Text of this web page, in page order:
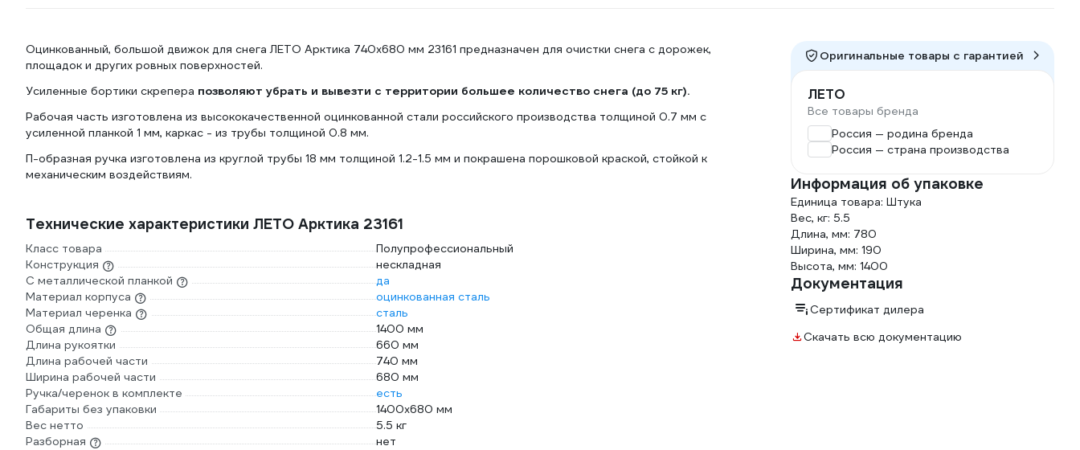
Оцинкованный, большой движок для снега ЛЕТО Арктика 740x680 мм 23161 предназначен для очистки снега с дорожек,
площадок и других ровных поверхностей.
Усиленные бортики скрепера позволяют убрать и вывезти с территории большее количество снега (до 75 кг).
Рабочая часть изготовлена из высококачественной оцинкованной стали российского производства толщиной 0.7 мм с
усиленной планкой 1 мм, каркас - из трубы толщиной 0.8 мм.
П-образная ручка изготовлена из круглой трубы 18 мм толщиной 1.2-1.5 мм и покрашена порошковой краской, стойкой к
механическим воздействиям.
Технические характеристики ЛЕТО Арктика 23161
Класс товара
Полупрофессиональный
Конструкция
нескладная
С металлической планкой
да
Материал корпуса
оцинкованная сталь
Материал черенка
сталь
Общая длина
1400 мм
Длина рукоятки
660 мм
Длина рабочей части
740 мм
Ширина рабочей части
680 мм
Ручка/черенок в комплекте
есть
Габариты без упаковки
1400х680 мм
Вес нетто
5.5 кг
Разборная
нет
Оригинальные товары c гарантией
ЛЕТО
Все товары бренда
Россия — родина бренда
Россия — страна производства
Информация об упаковке
Единица товара: Штука
Вес, кг: 5.5
Длина, мм: 780
Ширина, мм: 190
Высота, мм: 1400
Документация
Сертификат дилера
Скачать всю документацию